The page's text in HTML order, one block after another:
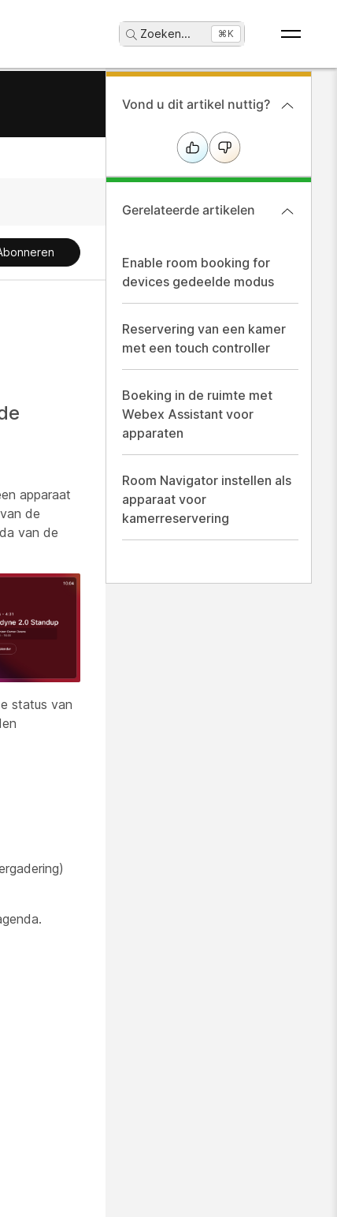
Zoeken... ⌘K
apparaat
de
van de
status van
Vond u dit artikel nuttig?
Gerelateerde artikelen
Enable room booking for
devices gedeelde modus
Reservering van een kamer
met een touch controller
Boeking in de ruimte met
Webex Assistant voor
apparaten
Room Navigator instellen als
apparaat voor
kamerreservering